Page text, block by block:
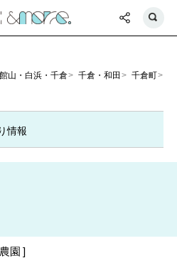
館山・白浜・千倉 千倉・和田
千倉町
情報
園